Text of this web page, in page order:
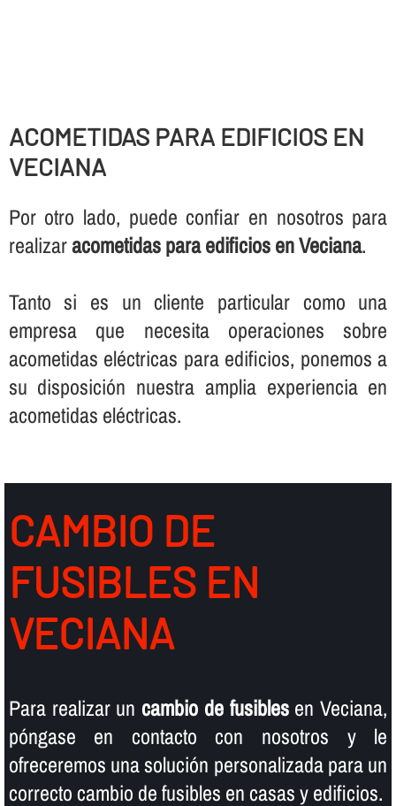
ACOMETIDAS PARA EDIFICIOS EN
VECIANA
Por otro lado, puede confiar en nosotros para
realizaracometidas para edificios en Veciana.
Tanto si es un cliente particular como una
empresa que necesita operaciones sobre
acometidas eléctricas para edificios, ponemos a
su disposición nuestra amplia experiencia en
acometidas eléctricas.
CAMBIO DE
FUSIBLES EN
VECIANA
Para realizar uncambio de fusiblesen Veciana,
póngase en contacto con nosotros y le
ofreceremos una solución personalizada para un
correcto cambio de fusibles en casas y edificios.